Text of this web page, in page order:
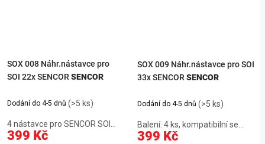
SOX 008 Náhr.nástavce pro
SOI 22x SENCOR SENCOR
Dodání do 4-5 dnů (>5 ks)
399 Kč
4 nástavce pro SENCOR SOI
2x,standardní: čištění a
SOX 009 Náhr.nástavce pro SOI
33x SENCOR SENCOR
Dodání do 4-5 dnů (>5 ks)
399 Kč
Balení: 4 ks, kompatibilní se
SENCOR SOI 3x,standardní: